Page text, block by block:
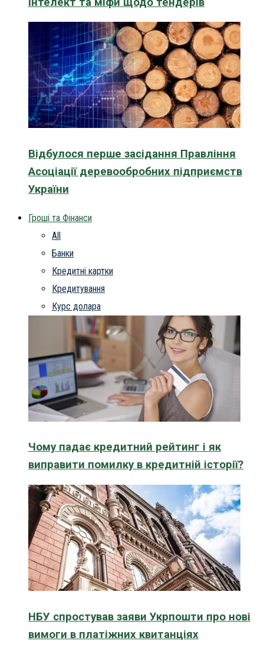
Відбулося перше засідання Правління
Асоціації деревообробних підприємств
України
Гроші та Фінанси
All
Банки
Кредитні картки
Кредитування
Курс долара
Чому падає кредитний рейтинг і як
виправити помилку в кредитній історії?
НБУ спростував заяви Укрпошти про нові
вимоги в платіжних квитанціях